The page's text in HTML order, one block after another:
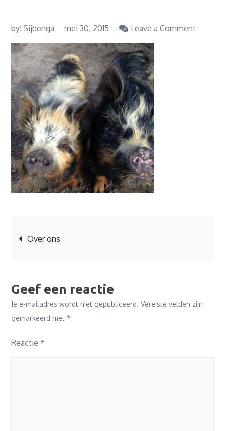
by:Sijbenga mei 30, 2015 Leave a Commenton
navigatie
Over ons
Geef een reactie
Je e-mailadres wordt niet gepubliceerd. Vereiste velden zijn
gemarkeerd met*
Reactie *